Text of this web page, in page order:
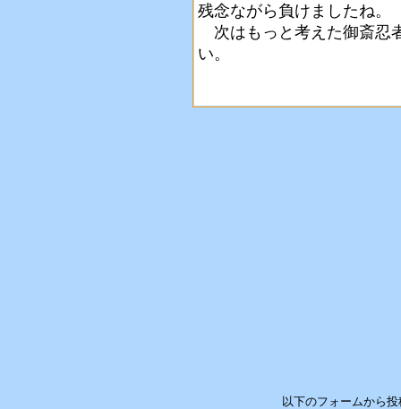
残念ながら負けましたね。
次はもっと考えた御斎忍
い。
以下のフォームから